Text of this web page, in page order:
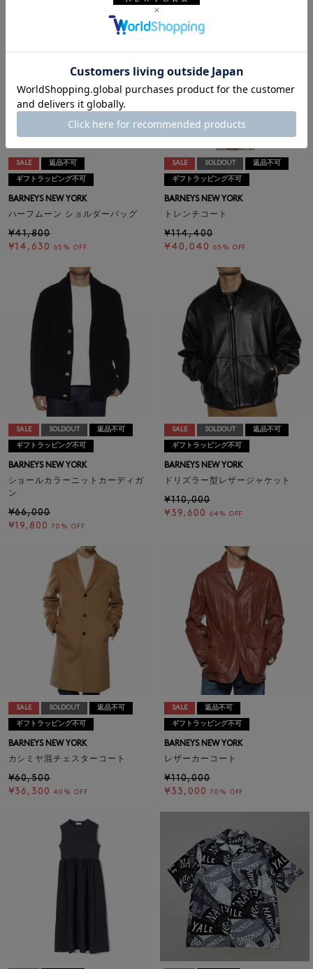
SALE 返品不可
ギフトラッピング不可
BARNEYS NEW YORK
ハーフムーン ショルダーバッグ
¥41,800
¥14,630
65% OFF
SALE SOLDOUT 返品不可
ギフトラッピング不可
BARNEYS NEW YORK
トレンチコート
¥114,400
¥40,040
65% OFF
SALE SOLDOUT 返品不可
ギフトラッピング不可
BARNEYS NEW YORK
ショールカラーニットカーディガ
ン
¥66,000
¥19,800 70% OFF
SALE SOLDOUT 返品不可
ギフトラッピング不可
BARNEYS NEW YORK
ドリズラー型レザージャケット
¥110,000
¥39,600
64% OFF
SALE SOLDOUT 返品不可
ギフトラッピング不可
BARNEYS NEW YORK
カシミヤ混チェスターコート
¥60,500
¥36,300 40% OFF
SALE 返品不可
ギフトラッピング不可
BARNEYS NEW YORK
レザーカーコート
¥110,000
¥33,000 70% OFF